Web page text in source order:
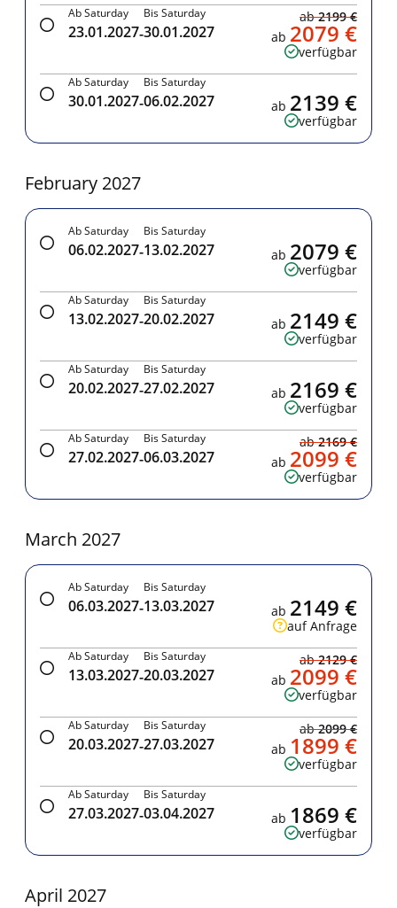
Ab Saturday
23.01.2027-
Bis Saturday
30.01.2027
verfügbar
ab2199 €
ab 2079 €
Ab Saturday
30.01.2027-
Bis Saturday
06.02.2027
verfügbar
ab 2139 €
February 2027
Ab Saturday
06.02.2027-
Bis Saturday
13.02.2027
verfügbar
ab 2079 €
Ab Saturday
13.02.2027-
Bis Saturday
20.02.2027
verfügbar
ab 2149 €
Ab Saturday
20.02.2027-
Bis Saturday
27.02.2027
verfügbar
ab 2169 €
Ab Saturday
27.02.2027-
Bis Saturday
06.03.2027
verfügbar
ab2169 €
ab 2099 €
March 2027
Ab Saturday
06.03.2027-
Bis Saturday
13.03.2027
auf Anfrage
ab 2149 €
Ab Saturday
13.03.2027-
Bis Saturday
20.03.2027
verfügbar
ab2129 €
ab 2099 €
Ab Saturday
20.03.2027-
Bis Saturday
27.03.2027
verfügbar
ab2099 €
ab 1899 €
Ab Saturday
27.03.2027-
Bis Saturday
03.04.2027
verfügbar
ab 1869 €
April 2027